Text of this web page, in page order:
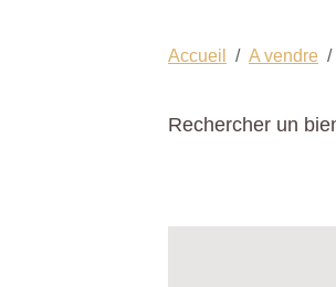
Accueil A vendre
Rechercher un